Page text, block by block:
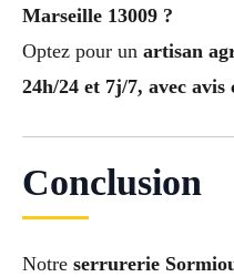
Marseille 13009 ?
Optez pour un artisan
24h/24 et 7j/7, avec
Conclusion
Notre serrurerie